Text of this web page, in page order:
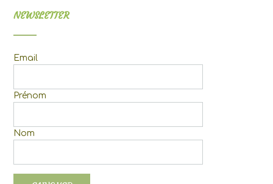
NEWSLETTER
Email
Prénom
Nom